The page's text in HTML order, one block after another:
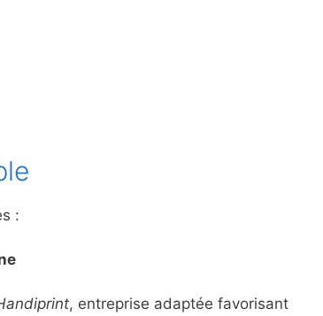
:
, entreprise adaptée favorisant